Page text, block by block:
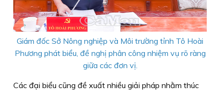
Giám đốc Sở Nông nghiệp và Môi trường tỉnh Tô Hoài
Phương phát biểu, đề nghị phân công nhiệm vụ rõ ràng
giữa các đơn vị.
Các đại biểu cũng đề xuất nhiều giải pháp nhằm thúc